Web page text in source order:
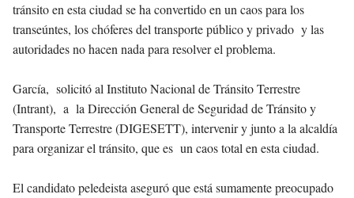
tránsito en esta ciudad se ha convertido en un caos para los
transeúntes, los chóferes del transporte público y privado y las
autoridades no hacen nada para resolver el problema.
García, solicitó al Instituto Nacional de Tránsito Terrestre
(Intrant), a la Dirección General de Seguridad de Tránsito y
Transporte Terrestre (DIGESETT), intervenir y junto a la alcaldía
para organizar el tránsito, que es un caos total en esta ciudad.
El candidato peledeista aseguró que está sumamente preocupado